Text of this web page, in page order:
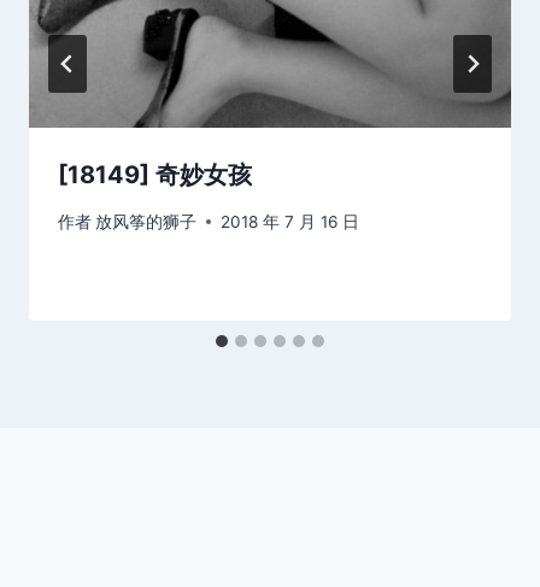
[18149] 奇妙女孩
作者 放风筝的狮子 2018 年 7 月 16 日